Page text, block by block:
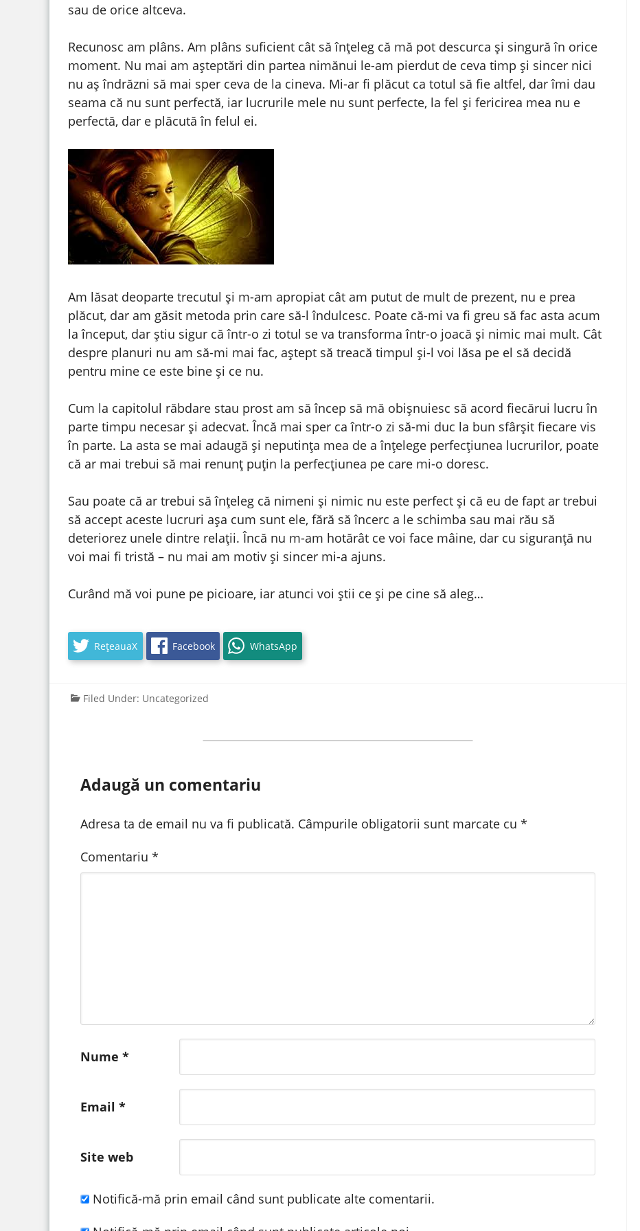
sau de orice altceva.
Recunosc am plâns. Am plâns suficient cât să înțeleg că mă pot descurca și singură în orice
moment. Nu mai am așteptări din partea nimănui le-am pierdut de ceva timp și sincer nici
nu aș îndrăzni să mai sper ceva de la cineva. Mi-ar fi plăcut ca totul să fie altfel, dar îmi dau
seama că nu sunt perfectă, iar lucrurile mele nu sunt perfecte, la fel și fericirea mea nu e
perfectă, dar e plăcută în felul ei.
Am lăsat deoparte trecutul și m-am apropiat cât am putut de mult de prezent, nu e prea
plăcut, dar am găsit metoda prin care să-l îndulcesc. Poate că-mi va fi greu să fac asta acum
la început, dar știu sigur că într-o zi totul se va transforma într-o joacă și nimic mai mult. Cât
despre planuri nu am să-mi mai fac, aștept să treacă timpul și-l voi lăsa pe el să decidă
pentru mine ce este bine și ce nu.
Cum la capitolul răbdare stau prost am să încep să mă obișnuiesc să acord fiecărui lucru în
parte timpu necesar și adecvat. Încă mai sper ca într-o zi să-mi duc la bun sfârșit fiecare vis
în parte. La asta se mai adaugă și neputința mea de a înțelege perfecțiunea lucrurilor, poate
că ar mai trebui să mai renunț puțin la perfecțiunea pe care mi-o doresc.
Sau poate că ar trebui să înțeleg că nimeni și nimic nu este perfect și că eu de fapt ar trebui
să accept aceste lucruri așa cum sunt ele, fără să încerc a le schimba sau mai rău să
deteriorez unele dintre relații. Încă nu m-am hotărât ce voi face mâine, dar cu siguranță nu
voi mai fi tristă – nu mai am motiv și sincer mi-a ajuns.
Curând mă voi pune pe picioare, iar atunci voi știi ce și pe cine să aleg…
RețeauaX Facebook WhatsApp
Filed Under: Uncategorized
Adaugă un comentariu
Adresa ta de email nu va fi publicată. Câmpurile obligatorii sunt marcate cu *
Comentariu *
Nume *
Email *
Site web
Notifică-mă prin email când sunt publicate alte comentarii.